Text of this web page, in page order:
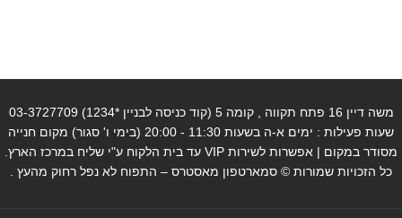
משה דיין 16 פתח תקווה , קומה 5 (קוד כניסה לבניין *1234) 03-3727709
שעות פעילות : ימים א-ה בשעות 11:30 - 20:00 (בימי ו' סגור) מקום חנייה
מסודר במקום | אפשרות לשירות VIP עד בית הלקוח ע"י שליח במרכז הארץ.
כל הזכויות שמורות © סמארטפון מאסטרס – התפוח לא נפל רחוק מהעץ .